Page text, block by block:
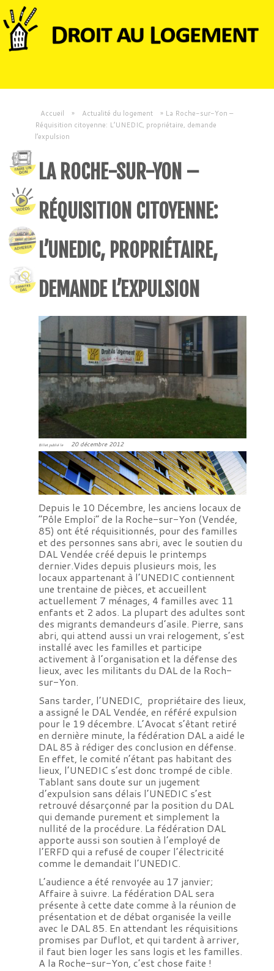
Accueil » Actualité du logement » La Roche-sur-Yon –
Réquisition citoyenne: L’UNEDIC, propriétaire, demande
l’expulsion
LA ROCHE-SUR-YON –
RÉQUISITION CITOYENNE:
L’UNEDIC, PROPRIÉTAIRE,
DEMANDE L’EXPULSION
Billet publié le 20 décembre 2012
Depuis le 10 Décembre, les anciens locaux de
“Pôle Emploi” de la Roche-sur-Yon (Vendée,
85) ont été réquisitionnés, pour des familles
et des personnes sans abri, avec le soutien du
DAL Vendée créé depuis le printemps
dernier.Vides depuis plusieurs mois, les
locaux appartenant à l’UNEDIC contiennent
une trentaine de pièces, et accueillent
actuellement 7 ménages, 4 familles avec 11
enfants et 2 ados. La plupart des adultes sont
des migrants demandeurs d’asile. Pierre, sans
abri, qui attend aussi un vrai relogement, s’est
installé avec les familles et participe
activement à l’organisation et la défense des
lieux, avec les militants du DAL de la Roch-
sur-Yon.
Sans tarder, l’UNEDIC, propriétaire des lieux,
a assigné le DAL Vendée, en référé expulsion
pour le 19 décembre. L’Avocat s’êtant retiré
en dernière minute, la fédération DAL a aidé le
DAL 85 à rédiger des conclusion en défense.
En effet, le comité n’étant pas habitant des
lieux, l’UNEDIC s’est donc trompé de cible.
Tablant sans doute sur un jugement
d’expulsion sans délais l’UNEDIC s’est
retrouvé désarçonné par la position du DAL
qui demande purement et simplement la
nullité de la procédure. La fédération DAL
apporte aussi son soutien à l’employé de
l’ERFD qui a refusé de couper l’électricité
comme le demandait l’UNEDIC.
L’audience a été renvoyée au 17 janvier;
Affaire à suivre. La fédération DAL sera
présente à cette date comme à la réunion de
présentation et de débat organisée la veille
avec le DAL 85. En attendant les réquisitions
promises par Duflot, et qui tardent à arriver,
il faut bien loger les sans logis et les familles.
A la Roche-sur-Yon, c’est chose faite !